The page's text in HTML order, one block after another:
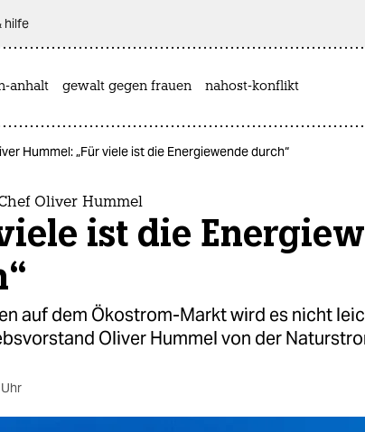
hilfe
anhalt gewalt gegen frauen nahost-konflikt
Hummel: „Für viele ist die Energiewende durch“
Oliver Hummel
ist die
auf dem Ökostrom-Markt wird es nicht
Oliver Hummel von der